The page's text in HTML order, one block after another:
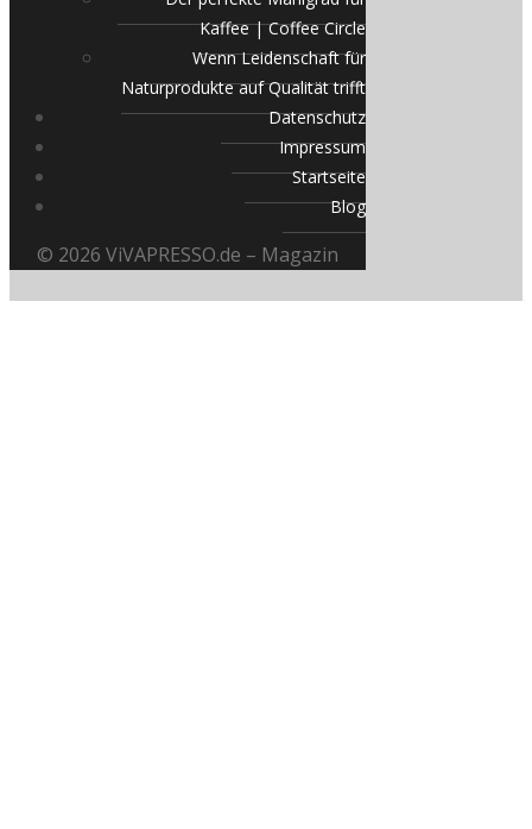
Kaffee | Coffee Circle
Wenn Leidenschaft für
Naturprodukte auf Qualität trifft
Datenschutz
Impressum
Startseite
Blog
© 2026 ViVAPRESSO.de – Magazin